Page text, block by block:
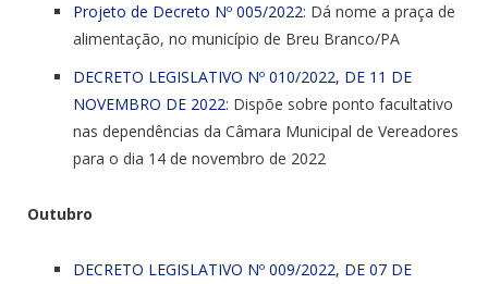
Projeto de Decreto Nº 005/2022: Dá nome a praça de
alimentação, no município de Breu Branco/PA
DECRETO LEGISLATIVO Nº 010/2022, DE 11 DE
NOVEMBRO DE 2022: Dispõe sobre ponto facultativo
nas dependências da Câmara Municipal de Vereadores
para o dia 14 de novembro de 2022
Outubro
DECRETO LEGISLATIVO Nº 009/2022, DE 07 DE